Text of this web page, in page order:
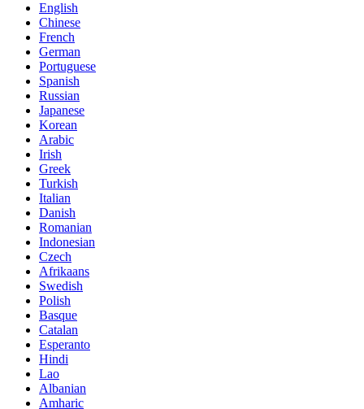
English
Chinese
French
German
Portuguese
Spanish
Russian
Japanese
Korean
Arabic
Irish
Greek
Turkish
Italian
Danish
Romanian
Indonesian
Czech
Afrikaans
Swedish
Polish
Basque
Catalan
Esperanto
Hindi
Lao
Albanian
Amharic